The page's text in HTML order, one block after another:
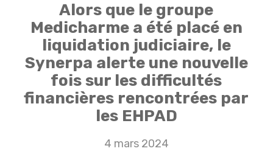
Alors que le groupe
Medicharme a été placé en
liquidation judiciaire, le
Synerpa alerte une nouvelle
fois sur les difficultés
financières rencontrées par
les EHPAD
4 mars 2024